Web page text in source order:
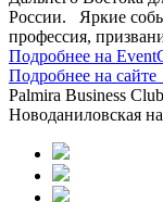
России. Яркие
профессия,
Подробнее на
Подробнее на
Palmira Business Club
Новоданиловская